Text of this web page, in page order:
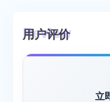
用户评价
立